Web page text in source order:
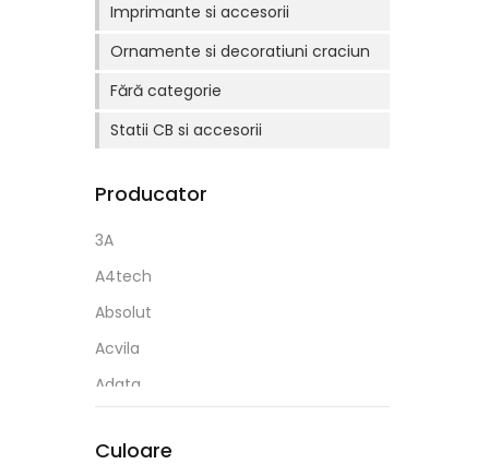
Imprimante si accesorii
Ornamente si decoratiuni craciun
Fără categorie
Statii CB si accesorii
Producator
3A
A4tech
Absolut
Acvila
Adata
Aihao
Culoare